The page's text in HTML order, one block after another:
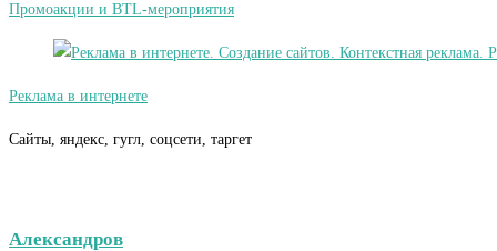
Промоакции и BTL-мероприятия
Реклама в интернете
Сайты, яндекс, гугл, соцсети, таргет
Александров